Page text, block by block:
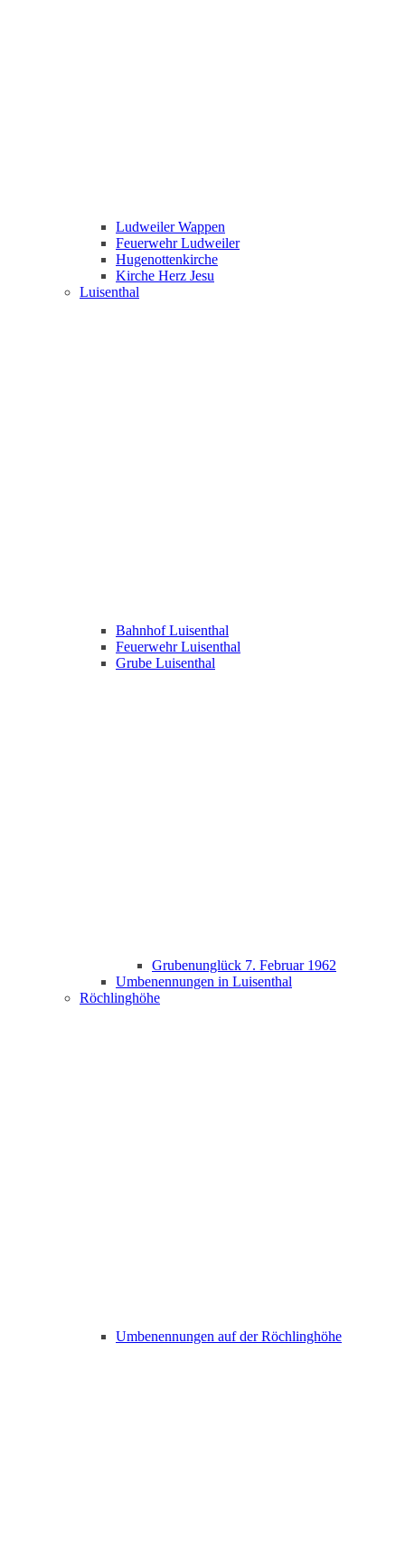
Ludweiler Wappen
Feuerwehr Ludweiler
Hugenottenkirche
Kirche Herz Jesu
Luisenthal
Bahnhof Luisenthal
Feuerwehr Luisenthal
Grube Luisenthal
Grubenunglück 7. Februar 1962
Umbenennungen in Luisenthal
Röchlinghöhe
Umbenennungen auf der Röchlinghöhe